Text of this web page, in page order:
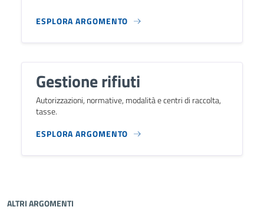
ESPLORA ARGOMENTO
Gestione rifiuti
Autorizzazioni, normative, modalità e centri di raccolta,
tasse.
ESPLORA ARGOMENTO
ALTRI ARGOMENTI